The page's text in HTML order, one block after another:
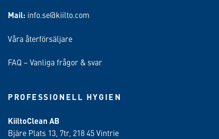
Mail: info.se@kiilto.com
Våra återförsäljare
FAQ – Vanliga frågor & svar
PROFESSIONELL HYGIEN
KiiltoClean AB
Bjäre Plats 13, 7tr, 218 45 Vintrie